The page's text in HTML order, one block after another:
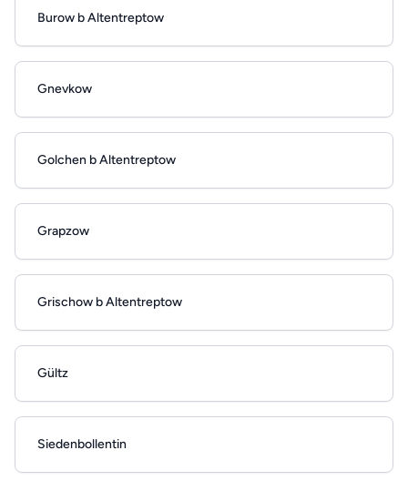
Burow b Altentreptow
Gnevkow
Golchen b Altentreptow
Grapzow
Grischow b Altentreptow
Gültz
Siedenbollentin